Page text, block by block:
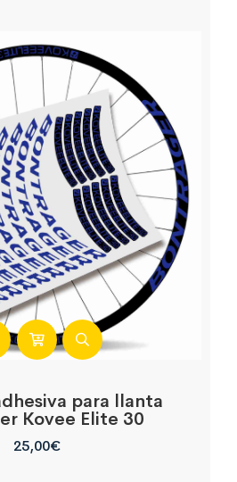
para llanta
Kovee Elite 30
25,00€